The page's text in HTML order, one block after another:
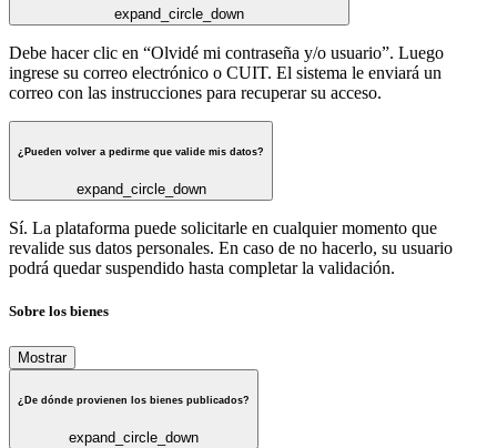
expand_circle_down
Debe hacer clic en “Olvidé mi contraseña y/o usuario”. Luego
ingrese su correo electrónico o CUIT. El sistema le enviará un
correo con las instrucciones para recuperar su acceso.
¿Pueden volver a pedirme que valide mis datos?
expand_circle_down
Sí. La plataforma puede solicitarle en cualquier momento que
revalide sus datos personales. En caso de no hacerlo, su usuario
podrá quedar suspendido hasta completar la validación.
Sobre los bienes
Mostrar
¿De dónde provienen los bienes publicados?
expand_circle_down